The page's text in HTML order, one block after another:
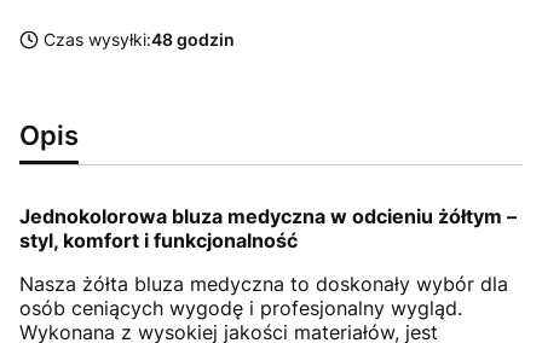
Czas wysyłki:48 godzin
Opis
Jednokolorowa bluza medyczna w odcieniu żółtym –
styl, komfort i funkcjonalność
Nasza żółta bluza medyczna to doskonały wybór dla
osób ceniących wygodę i profesjonalny wygląd.
Wykonana z wysokiej jakości materiałów, jest